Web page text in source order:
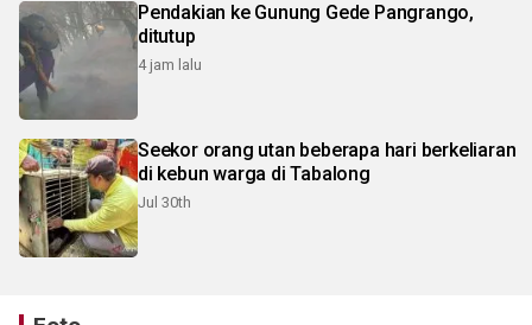
Pendakian ke Gunung Gede Pangrango,
ditutup
4 jam lalu
Seekor orang utan beberapa hari berkeliaran
di kebun warga di Tabalong
Jul 30th